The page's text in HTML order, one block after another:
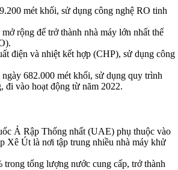
mét khối, sử dụng công nghệ RO tinh
rộng để trở thành nhà máy lớn nhất thế
điện và nhiệt kết hợp (CHP), sử dụng công
ngày 682.000 mét khối, sử dụng quy trình
đi vào hoạt động từ năm 2022.
Ả Rập Thống nhất (UAE) phụ thuộc vào
Xê Út là nơi tập trung nhiều nhà máy khử
tổng lượng nước cung cấp, trở thành